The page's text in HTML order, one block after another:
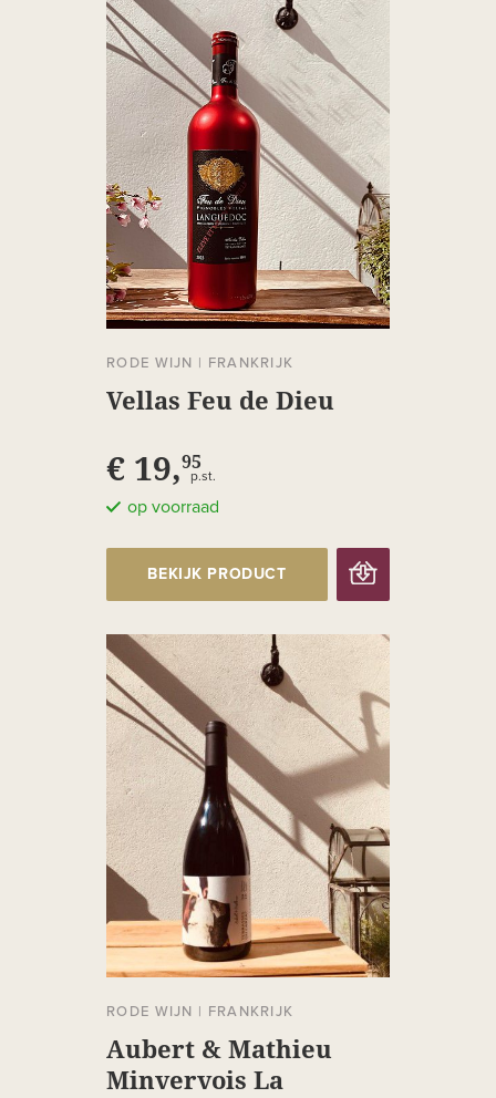
RODE WIJN | FRANKRIJK
Vellas Feu de Dieu
€ 19,95
p.st.
op voorraad
BEKIJK PRODUCT
RODE WIJN | FRANKRIJK
Aubert & Mathieu
Minvervois La